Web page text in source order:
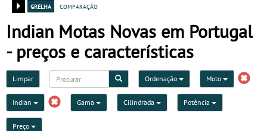
grelha
comparação
Indian Motas Novas em Portugal
- preços e características
Limpar Ordenação Moto
Indian Gama Cilindrada Potência
Preço